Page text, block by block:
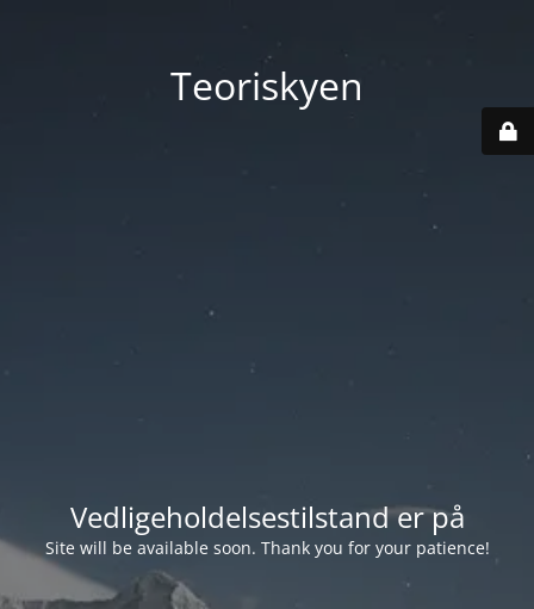
Teoriskyen
Vedligeholdelsestilstand er på
Site will be available soon. Thank you for your patience!